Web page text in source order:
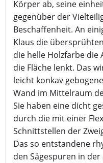
Körper ab, seine
gegenüber der
Beschaffenheit. An
Klaus die
die helle Holzfarbe
die Fläche lenkt. Das
leicht konkav
Wand im Mittelraum
Sie haben eine dicht
durch die mit einer
Schnittstellen der
Das so entstandene
den Sägespuren in